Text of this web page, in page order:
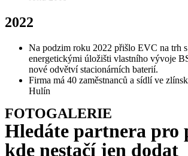
2022
Na podzim roku 2022 přišlo EVC na trh
energetickými úložišti vlastního vývoje
nové odvětví stacionárních baterií.
Firma má 40 zaměstnanců a sídlí ve
Hulín
FOTOGALERIE
Hledáte partnera pro
kde nestačí jen dodat